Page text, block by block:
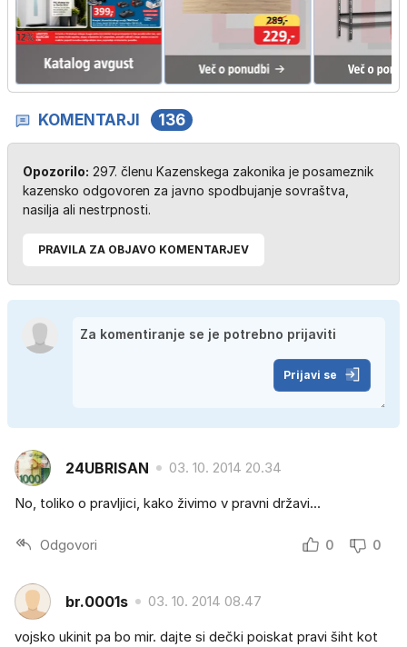
KOMENTARJI 136
Opozorilo: 297. členu Kazenskega zakonika je posameznik
kazensko odgovoren za javno spodbujanje sovraštva,
nasilja ali nestrpnosti.
PRAVILA ZA OBJAVO KOMENTARJEV
Prijavi se
24UBRISAN 03. 10. 2014 20.34
No, toliko o pravljici, kako živimo v pravni državi...
Odgovori 0 0
br.0001s 03. 10. 2014 08.47
vojsko ukinit pa bo mir. dajte si dečki poiskat pravi šiht kot